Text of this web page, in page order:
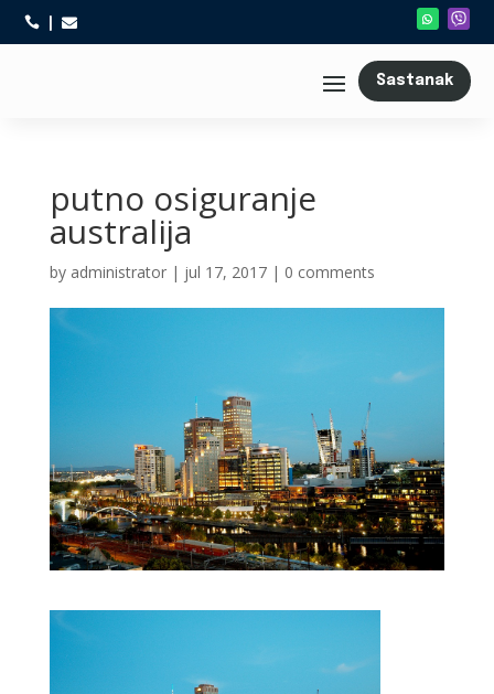
 
Sastanak
putno osiguranje
australija
by administrator| jul 17, 2017| 0 comments